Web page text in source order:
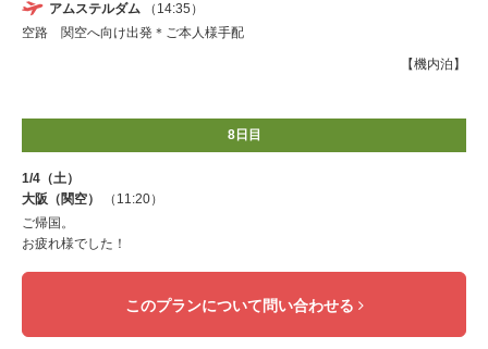
アムステルダム
（14:35）
空路 関空へ向け出発＊ご本人様手配
【機内泊】
8日目
1/4（土）
大阪（関空）
（11:20）
ご帰国。
お疲れ様でした！
このプランについて問い合わせる